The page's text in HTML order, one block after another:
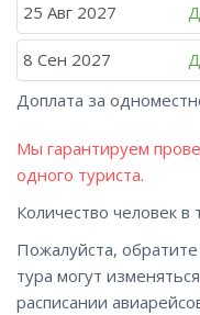
25 Авг 2027
8 Сен 2027
Доплата за
Мы гарантируем
одного туриста.
Количество человек в
Пожалуйста,
тура могут
раcписании